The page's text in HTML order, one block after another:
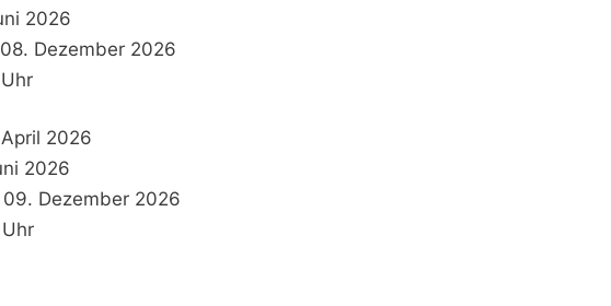
2026
Dezember 2026
2026
2026
Dezember 2026